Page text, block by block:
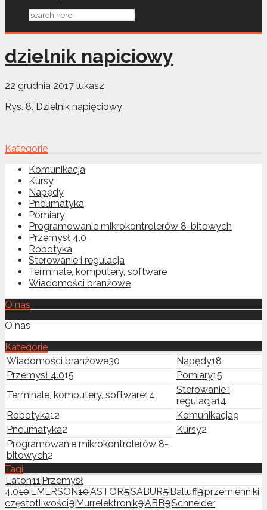
dzielnik napiciowy
22 grudnia 2017 lukasz
Rys. 8. Dzielnik napięciowy
Kategorie
Komunikacja
Kursy
Napędy
Pneumatyka
Pomiary
Programowanie mikrokontrolerów 8-bitowych
Przemysł 4.0
Robotyka
Sterowanie i regulacja
Terminale, komputery, software
Wiadomości branżowe
O nas
O nas
Kategorie
Wiadomości branżowe30 Napędy18
Przemysł 4.015 Pomiary15
Terminale, komputery, software14
Sterowanie i
regulacja14
Robotyka12 Komunikacja9
Pneumatyka2 Kursy2
Programowanie mikrokontrolerów 8-
bitowych2
Tagi
Eaton11Przemysł
4.010EMERSON10ASTOR5SABUR5Balluff3przemienniki
częstotliwości3Murrelektronik3ABB3Schneider